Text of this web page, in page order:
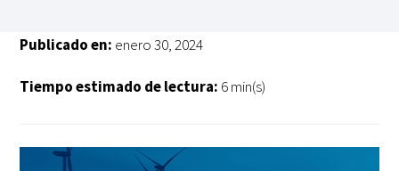
Publicado en: enero 30, 2024
Tiempo estimado de lectura: 6 min(s)